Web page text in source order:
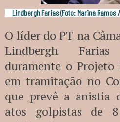
Lindbergh Farias (Foto: Marina Ramos
O líder do PT na
Lindbergh
duramente o
em tramitação no
que prevê a anistia
atos golpistas de